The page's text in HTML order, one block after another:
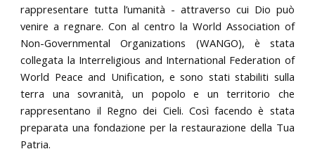
rappresentare tutta l’umanità - attraverso cui Dio può
venire a regnare. Con al centro la World Association of
Non-Governmental Organizations (WANGO), è stata
collegata la Interreligious and International Federation of
World Peace and Unification, e sono stati stabiliti sulla
terra una sovranità, un popolo e un territorio che
rappresentano il Regno dei Cieli. Così facendo è stata
preparata una fondazione per la restaurazione della Tua
Patria.